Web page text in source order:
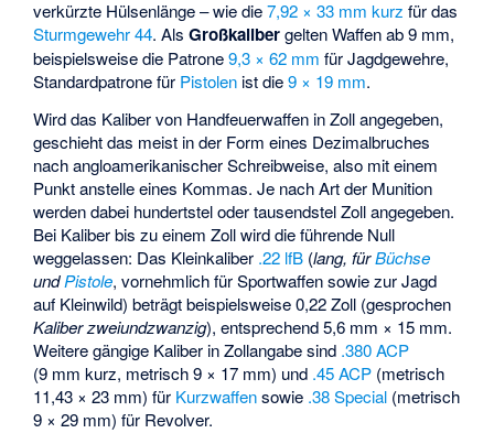
verkürzte Hülsenlänge – wie die7,92 × 33 mm kurz für das
Sturmgewehr 44. AlsGroßkalibergelten Waffen ab 9 mm,
beispielsweise die Patrone9,3 × 62 mm für Jagdgewehre,
Standardpatrone für Pistolen ist die9 × 19 mm.
Wird das Kaliber von Handfeuerwaffen in Zoll angegeben,
geschieht das meist in der Form eines Dezimalbruches
nach angloamerikanischer Schreibweise, also mit einem
Punkt anstelle eines Kommas. Je nach Art der Munition
werden dabei hundertstel oder tausendstel Zoll angegeben.
Bei Kaliber bis zu einem Zoll wird die führende Null
weggelassen: Das Kleinkaliber .22 lfB (lang, fürBüchse
undPistole, vornehmlich für Sportwaffen sowie zur Jagd
auf Kleinwild) beträgt beispielsweise 0,22 Zoll (gesprochen
Kaliber zweiundzwanzig), entsprechend 5,6 mm × 15 mm.
Weitere gängige Kaliber in Zollangabe sind .380 ACP
(9 mm kurz, metrisch 9 × 17 mm) und .45 ACP (metrisch
11,43 × 23 mm) für Kurzwaffensowie .38 Special (metrisch
9 × 29 mm) für Revolver.